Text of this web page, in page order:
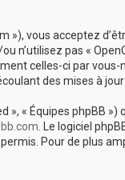
»), vous acceptez
n’utilisez pas «
celles-ci par
des mises à
», « Équipes phpBB »)
. Le logiciel
Pour de plus